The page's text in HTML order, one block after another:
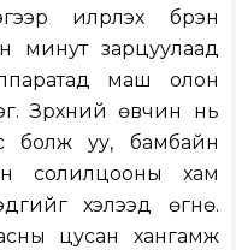
илрүүлэх бүрэн
минут зарцуулаад
маш олон
Зүрхний өвчин нь
болж уу, бамбайн
солилцооны хам
хэлээд өгнө.
цусан хангамж